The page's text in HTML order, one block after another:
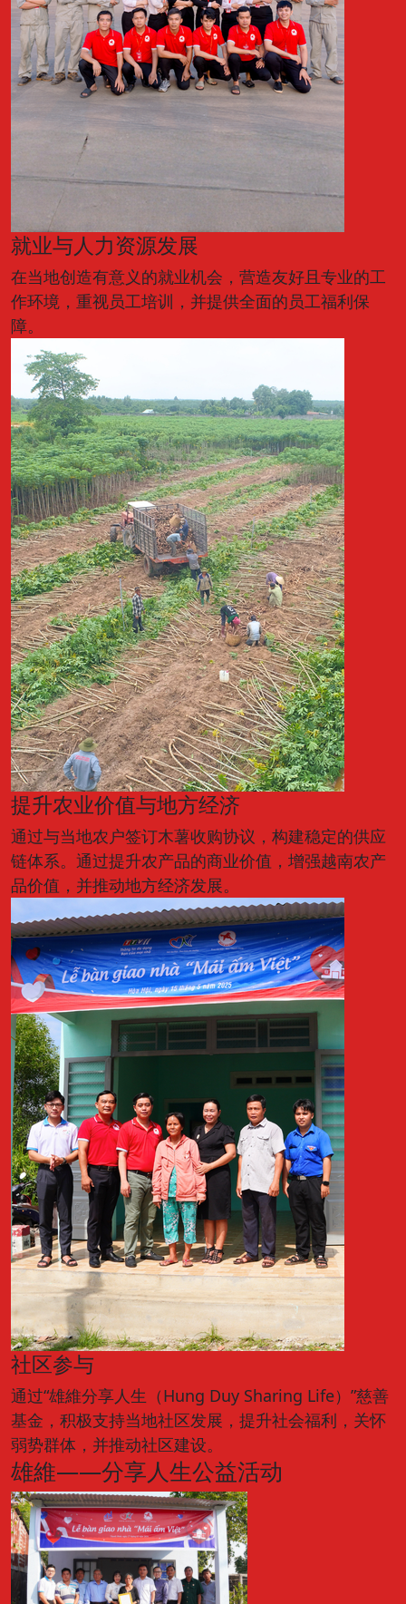
就业与人力资源发展
在当地创造有意义的就业机会，营造友好且专业的工
作环境，重视员工培训，并提供全面的员工福利保
障。
提升农业价值与地方经济
通过与当地农户签订木薯收购协议，构建稳定的供应
链体系。通过提升农产品的商业价值，增强越南农产
品价值，并推动地方经济发展。
社区参与
通过“雄維分享人生（Hung Duy Sharing Life）”慈善
基金，积极支持当地社区发展，提升社会福利，关怀
弱势群体，并推动社区建设。
雄維——分享人生公益活动